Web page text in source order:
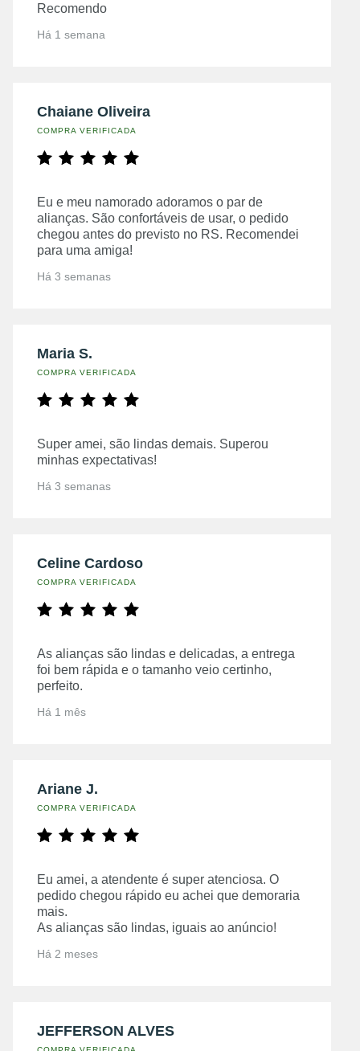
Recomendo
Há 1 semana
Chaiane Oliveira
COMPRA VERIFICADA
Eu e meu namorado adoramos o par de
alianças. São confortáveis de usar, o pedido
chegou antes do previsto no RS. Recomendei
para uma amiga!
Há 3 semanas
Maria S.
COMPRA VERIFICADA
Super amei, são lindas demais. Superou
minhas expectativas!
Há 3 semanas
Celine Cardoso
COMPRA VERIFICADA
As alianças são lindas e delicadas, a entrega
foi bem rápida e o tamanho veio certinho,
perfeito.
Há 1 mês
Ariane J.
COMPRA VERIFICADA
Eu amei, a atendente é super atenciosa. O
pedido chegou rápido eu achei que demoraria
mais.
As alianças são lindas, iguais ao anúncio!
Há 2 meses
JEFFERSON ALVES